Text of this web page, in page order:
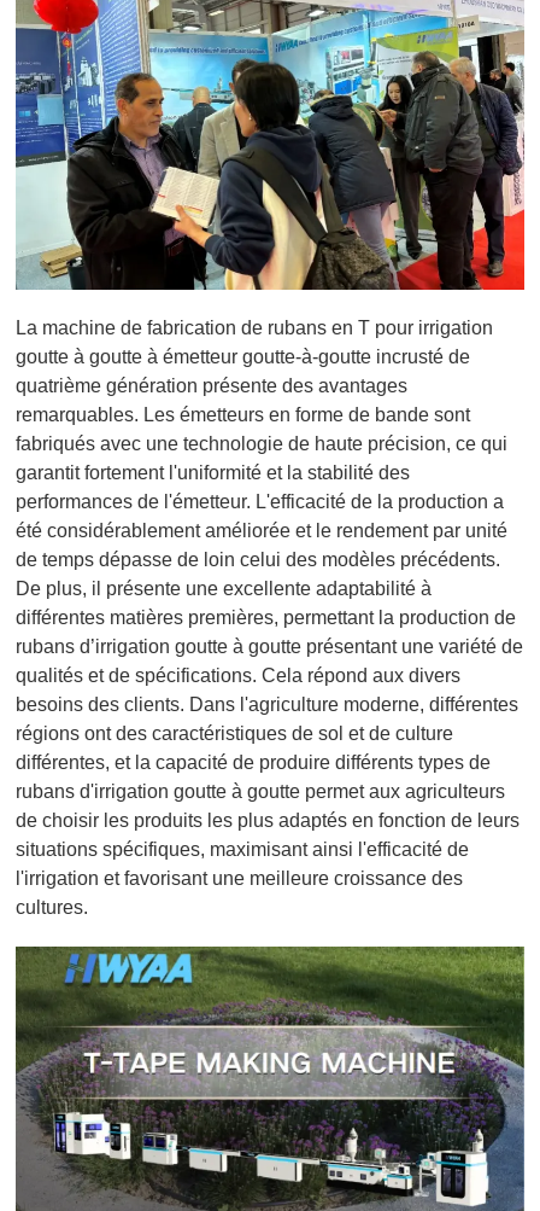
La machine de fabrication de rubans en T pour irrigation
goutte à goutte à émetteur goutte-à-goutte incrusté de
quatrième génération présente des avantages
remarquables. Les émetteurs en forme de bande sont
fabriqués avec une technologie de haute précision, ce qui
garantit fortement l'uniformité et la stabilité des
performances de l'émetteur. L'efficacité de la production a
été considérablement améliorée et le rendement par unité
de temps dépasse de loin celui des modèles précédents.
De plus, il présente une excellente adaptabilité à
différentes matières premières, permettant la production de
rubans d’irrigation goutte à goutte présentant une variété de
qualités et de spécifications. Cela répond aux divers
besoins des clients. Dans l'agriculture moderne, différentes
régions ont des caractéristiques de sol et de culture
différentes, et la capacité de produire différents types de
rubans d'irrigation goutte à goutte permet aux agriculteurs
de choisir les produits les plus adaptés en fonction de leurs
situations spécifiques, maximisant ainsi l'efficacité de
l'irrigation et favorisant une meilleure croissance des
cultures.